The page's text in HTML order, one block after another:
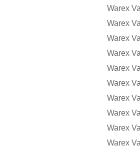
Warex
Warex
Warex
Warex
Warex
Warex
Warex
Warex
Warex
Warex